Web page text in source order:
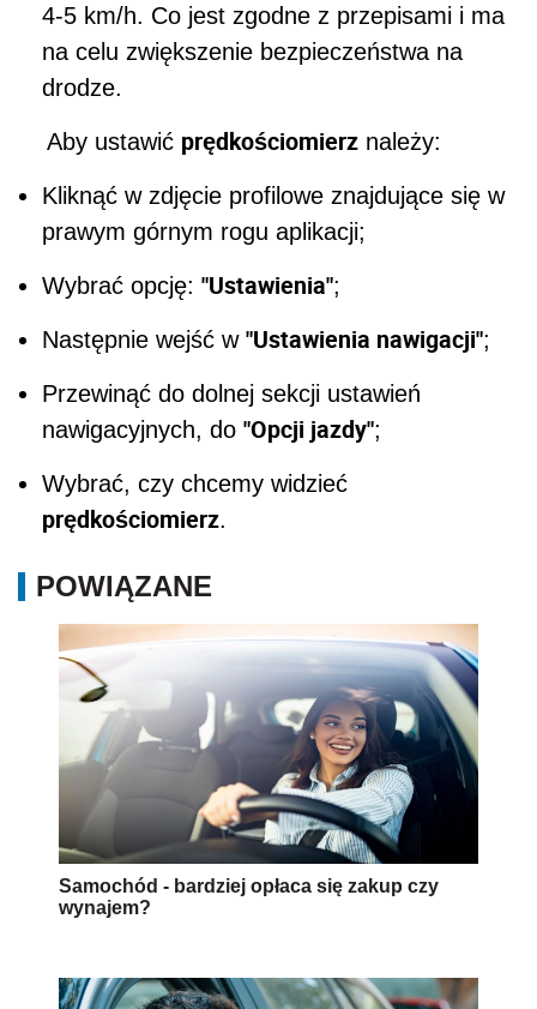
4-5 km/h. Co jest zgodne z przepisami i ma
na celu zwiększenie bezpieczeństwa na
drodze.
Aby ustawić prędkościomierz należy:
Kliknąć w zdjęcie profilowe znajdujące się w
prawym górnym rogu aplikacji;
Wybrać opcję: "Ustawienia";
Następnie wejść w "Ustawienia nawigacji";
Przewinąć do dolnej sekcji ustawień
nawigacyjnych, do "Opcji jazdy";
Wybrać, czy chcemy widzieć
prędkościomierz.
POWIĄZANE
Samochód - bardziej opłaca się zakup czy
wynajem?